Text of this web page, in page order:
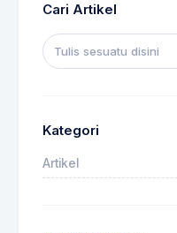
Cari Artikel
Kategori
Artikel